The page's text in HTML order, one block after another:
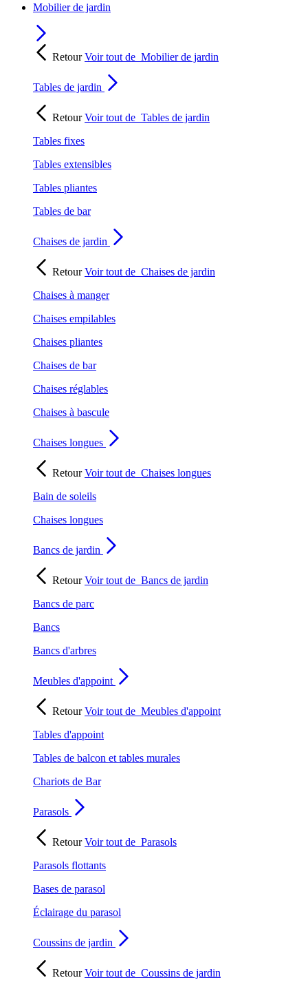
Mobilier de jardin
RetourVoir tout de Mobilier de jardin
Tables de jardin
RetourVoir tout de Tables de jardin
Tables fixes
Tables extensibles
Tables pliantes
Tables de bar
Chaises de jardin
RetourVoir tout de Chaises de jardin
Chaises à manger
Chaises empilables
Chaises pliantes
Chaises de bar
Chaises réglables
Chaises à bascule
Chaises longues
RetourVoir tout de Chaises longues
Bain de soleils
Chaises longues
Bancs de jardin
RetourVoir tout de Bancs de jardin
Bancs de parc
Bancs
Bancs d'arbres
Meubles d'appoint
RetourVoir tout de Meubles d'appoint
Tables d'appoint
Tables de balcon et tables murales
Chariots de Bar
Parasols
RetourVoir tout de Parasols
Parasols flottants
Bases de parasol
Éclairage du parasol
Coussins de jardin
RetourVoir tout de Coussins de jardin